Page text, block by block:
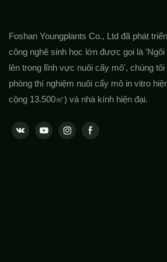
Foshan Youngplants Co., Ltd đã phát
công nghệ sinh học lớn được gọi là 'Ngôi
lên trong lĩnh vực nuôi cấy mô', chúng tôi
phòng thí nghiệm nuôi cấy mô in vitro
cộng 13.500㎡) và nhà kính hiện đại.